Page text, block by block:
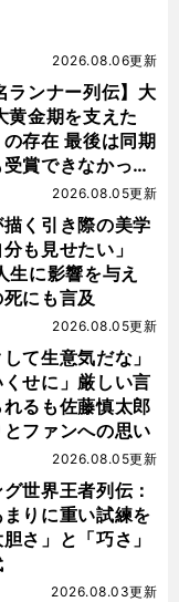
ランナー列伝】大
黄金期を支えた
の存在 最後は同期
賞できなかった
2026.08.06更新
く引き際の美学
分も見せたい」
生に影響を与え
にも言及
2026.08.05更新
て生意気だな」
くせに」厳しい言
るも佐藤慎太郎
ファンへの思い
2026.08.05更新
世界王者列伝：
りに重い試練を
さ」と「巧さ」
2026.08.05更新
2026.08.03更新